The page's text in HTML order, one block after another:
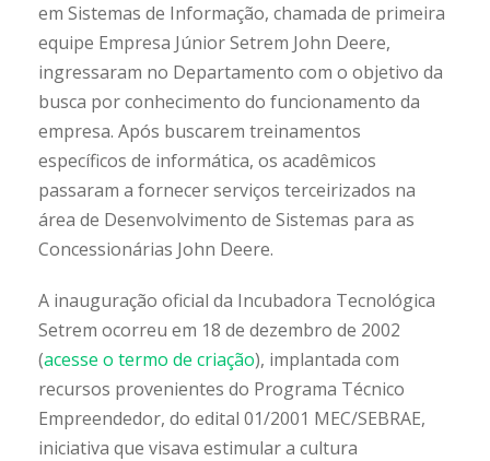
em Sistemas de Informação, chamada de primeira
equipe Empresa Júnior Setrem John Deere,
ingressaram no Departamento com o objetivo da
busca por conhecimento do funcionamento da
empresa. Após buscarem treinamentos
específicos de informática, os acadêmicos
passaram a fornecer serviços terceirizados na
área de Desenvolvimento de Sistemas para as
Concessionárias John Deere.
A inauguração oficial da Incubadora Tecnológica
Setrem ocorreu em 18 de dezembro de 2002
(acesse o termo de criação), implantada com
recursos provenientes do Programa Técnico
Empreendedor, do edital 01/2001 MEC/SEBRAE,
iniciativa que visava estimular a cultura